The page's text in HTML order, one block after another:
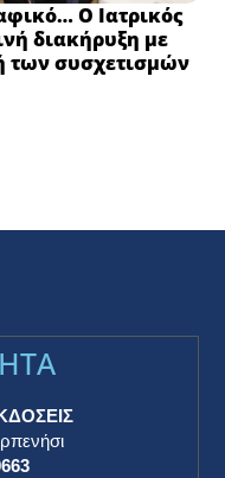
Ο Ιατρικός
διακήρυξη με
των συσχετισμών